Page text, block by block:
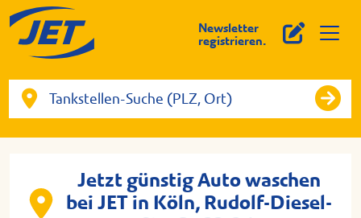
Newsletter
registrieren.
Jetzt günstig Auto waschen
bei JET in Köln, Rudolf-Diesel-